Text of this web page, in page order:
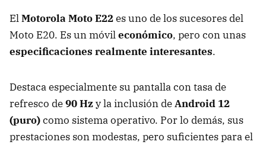
ElMotorola Moto E22es uno de los sucesores del
Moto E20. Es un móvileconómico, pero con unas
especificaciones realmente interesantes.
Destaca especialmente su pantalla con tasa de
refresco de90 Hzy la inclusión deAndroid 12
(puro)como sistema operativo. Por lo demás, sus
prestaciones son modestas, pero suficientes para el